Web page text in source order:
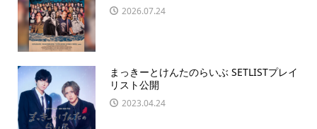
2026.07.24
まっきーとけんたのらいぶ SETLISTプレイ
リスト公開
2023.04.24